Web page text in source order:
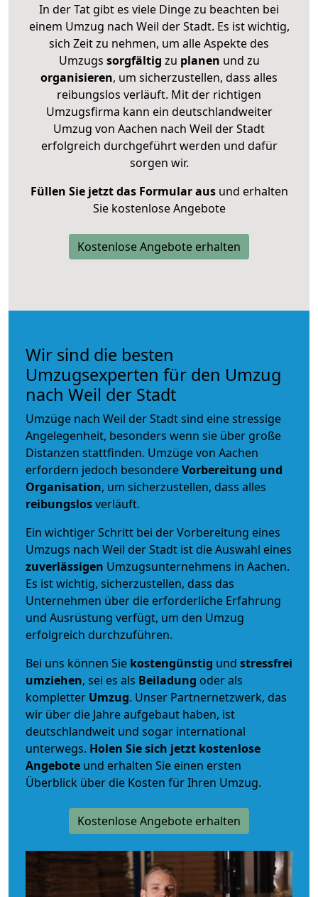
In der Tat gibt es viele Dinge zu beachten bei
einem Umzug nach Weil der Stadt. Es ist wichtig,
sich Zeit zu nehmen, um alle Aspekte des
Umzugs sorgfältig zu planen und zu
organisieren, um sicherzustellen, dass alles
reibungslos verläuft. Mit der richtigen
Umzugsfirma kann ein deutschlandweiter
Umzug von Aachen nach Weil der Stadt
erfolgreich durchgeführt werden und dafür
sorgen wir.
Füllen Sie jetzt das Formular ausund erhalten
Sie kostenlose Angebote
Kostenlose Angebote erhalten
Wir sind die besten
Umzugsexperten für den Umzug
nach Weil der Stadt
Umzüge nach Weil der Stadt sind eine stressige
Angelegenheit, besonders wenn sie über große
Distanzen stattfinden. Umzüge von Aachen
erfordern jedoch besondereVorbereitung und
Organisation, um sicherzustellen, dass alles
reibungslosverläuft.
Ein wichtiger Schritt bei der Vorbereitung eines
Umzugs nach Weil der Stadt ist die Auswahl eines
zuverlässigen Umzugsunternehmens in Aachen.
Es ist wichtig, sicherzustellen, dass das
Unternehmen über die erforderliche Erfahrung
und Ausrüstung verfügt, um den Umzug
erfolgreich durchzuführen.
Bei uns können Sie kostengünstig und stressfrei
umziehen, sei es als Beiladung oder als
kompletter Umzug. Unser Partnernetzwerk, das
wir über die Jahre aufgebaut haben, ist
deutschlandweit und sogar international
unterwegs. Holen Sie sich jetzt kostenlose
Angebote und erhalten Sie einen ersten
Überblick über die Kosten für Ihren Umzug.
Kostenlose Angebote erhalten